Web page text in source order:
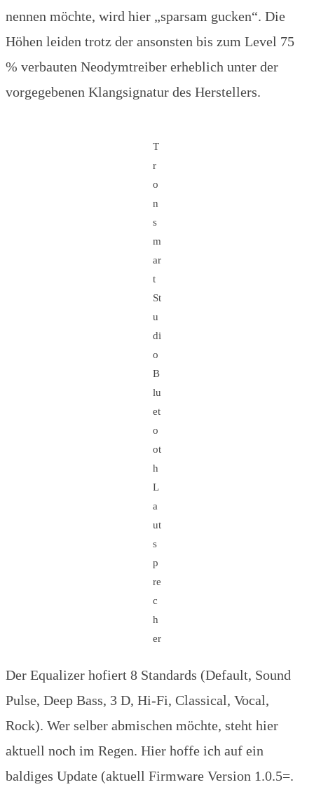
nennen möchte, wird hier „sparsam gucken“. Die
Höhen leiden trotz der ansonsten bis zum Level 75
% verbauten Neodymtreiber erheblich unter der
vorgegebenen Klangsignatur des Herstellers.
T
r
o
n
s
m
ar
t
St
u
di
o
B
lu
et
o
ot
h
L
a
ut
s
p
re
c
h
er
Der Equalizer hofiert 8 Standards (Default, Sound
Pulse, Deep Bass, 3 D, Hi-Fi, Classical, Vocal,
Rock). Wer selber abmischen möchte, steht hier
aktuell noch im Regen. Hier hoffe ich auf ein
baldiges Update (aktuell Firmware Version 1.0.5=.